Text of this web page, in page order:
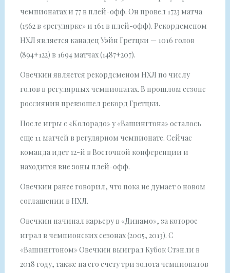
чемпионатах и 77 в плей-офф. Он провел 1723 матча
(1562 в «регулярке» и 161 в плей-офф). Рекордсменом
НХЛ является канадец Уэйн Гретцки — 1016 голов
(894+122) в 1694 матчах (1487+207).
Овечкин является рекордсменом НХЛ по числу
голов в регулярных чемпионатах. В прошлом сезоне
россиянин превзошел рекорд Гретцки.
После игры с «Колорадо» у «Вашингтона» осталось
еще 11 матчей в регулярном чемпионате. Сейчас
команда идет 12-й в Восточной конференции и
находится вне зоны плей-офф.
Овечкин ранее говорил, что пока не думает о новом
соглашении в НХЛ.
Овечкин начинал карьеру в «Динамо», за которое
играл в чемпионских сезонах (2005, 2013). С
«Вашингтоном» Овечкин выиграл Кубок Стэнли в
2018 году, также на его счету три золота чемпионатов